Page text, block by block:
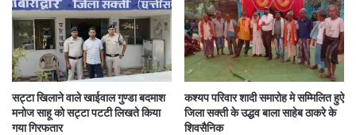
सट्टा खिलाने वाले खाईवाल गुण्डा बदमाश
मनोज साहू को सट्टा पटटी लिखते किया
गया गिरफतार
कश्यप परिवार शादी समारोह मे सम्मिलित हुऐ
जिला सक्ती के उद्धव बाला साहेब ठाकरे के
शिवसैनिक